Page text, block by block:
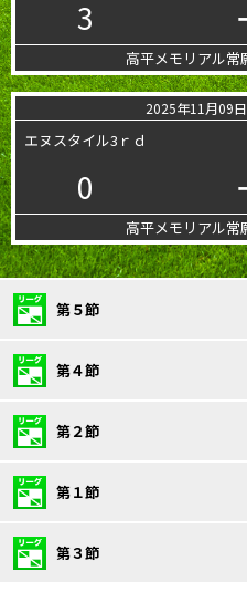
3
高平メモリアル常
2025年11月09日
エヌスタイル3ｒｄ
0
高平メモリアル常
第５節
第４節
第２節
第１節
第３節